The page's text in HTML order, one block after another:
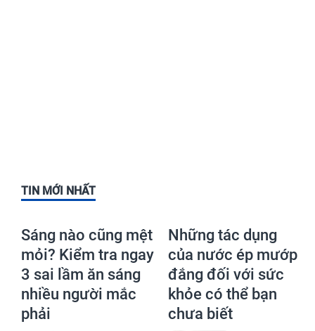
TIN MỚI NHẤT
Sáng nào cũng mệt
mỏi? Kiểm tra ngay
3 sai lầm ăn sáng
nhiều người mắc
phải
Những tác dụng
của nước ép mướp
đắng đối với sức
khỏe có thể bạn
chưa biết